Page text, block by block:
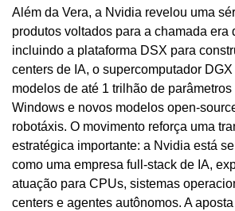
Além da Vera, a Nvidia revelou uma
produtos voltados para a chamada era
incluindo a plataforma DSX para
centers de IA, o supercomputador
modelos de até 1 trilhão de
Windows e novos modelos open-
robotáxis. O movimento reforça uma
estratégica importante: a Nvidia está
como uma empresa full-stack de IA,
atuação para CPUs, sistemas
centers e agentes autônomos. A